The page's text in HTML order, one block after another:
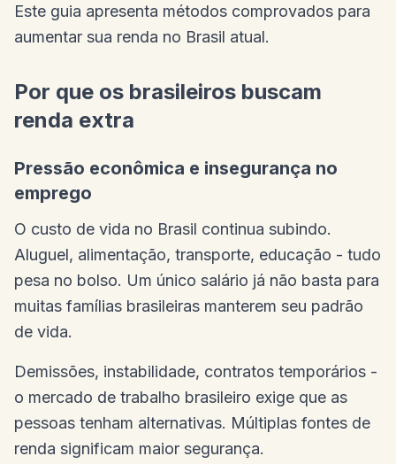
Este guia apresenta métodos comprovados para
aumentar sua renda no Brasil atual.
Por que os brasileiros buscam
renda extra
Pressão econômica e insegurança no
emprego
O custo de vida no Brasil continua subindo.
Aluguel, alimentação, transporte, educação - tudo
pesa no bolso. Um único salário já não basta para
muitas famílias brasileiras manterem seu padrão
de vida.
Demissões, instabilidade, contratos temporários -
o mercado de trabalho brasileiro exige que as
pessoas tenham alternativas. Múltiplas fontes de
renda significam maior segurança.